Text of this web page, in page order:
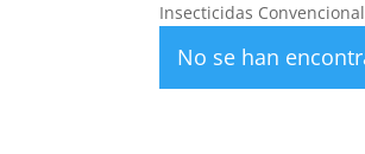
Insecticidas
No se han